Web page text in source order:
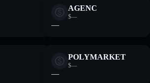
AGENC
$—
—
POLYMARKET
$—
—